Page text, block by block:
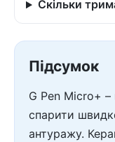
Скільки
Підсумок
G Pen Micro+
спарити
антуражу.